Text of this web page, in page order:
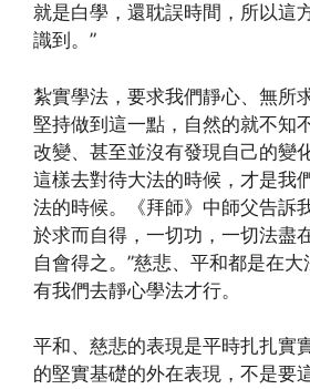
就是白學，還耽誤時間，所以這
識到。”
紮實學法，要求我們靜心、無所
堅持做到這一點，自然的就不知
改變、甚至並沒有發現自己的變
這樣去對待大法的時候，才是我
法的時候。《拜師》中師父告訴
於求而自得，一切功，一切法盡
自會得之。”慈悲、平和都是在
有我們去靜心學法才行。
平和、慈悲的表現是平時扎扎實
的堅實基礎的外在表現，不是要